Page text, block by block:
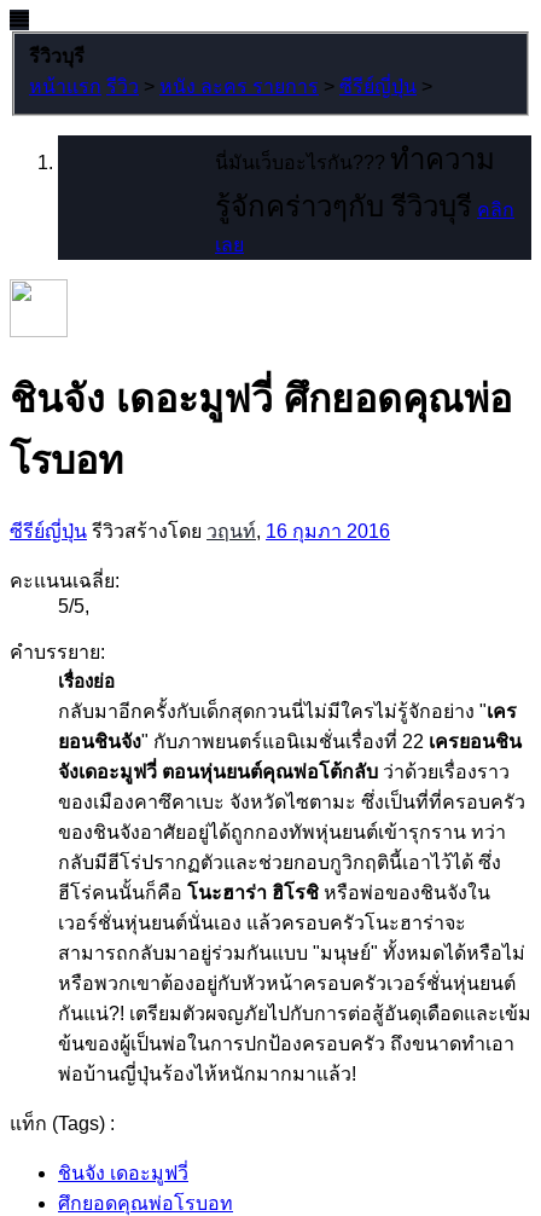
รีวิวบุรี
หน้าแรก รีวิว > หนัง ละคร รายการ > ซีรีย์ญี่ปุ่น >
นี่มันเว็บอะไรกัน??? ทำความ
รู้จักคร่าวๆกับ รีวิวบุรี คลิก
เลย
ชินจัง เดอะมูฟวี่ ศึกยอดคุณพ่อ
โรบอท
ซีรีย์ญี่ปุ่น รีวิวสร้างโดย วฤนท์, 16 กุมภา 2016
คะแนนเฉลี่ย:
5/5,
คำบรรยาย:
เรื่องย่อ
กลับมาอีกครั้งกับเด็กสุดกวนนี่ไม่มีใครไม่รู้จักอย่าง "เคร
ยอนชินจัง" กับภาพยนตร์แอนิเมชั่นเรื่องที่ 22 เครยอนชิน
จังเดอะมูฟวี่ ตอนหุ่นยนต์คุณพ่อโต้กลับ ว่าด้วยเรื่องราว
ของเมืองคาซึคาเบะ จังหวัดไซตามะ ซึ่งเป็นที่ที่ครอบครัว
ของชินจังอาศัยอยู่ได้ถูกกองทัพหุ่นยนต์เข้ารุกราน ทว่า
กลับมีฮีโร่ปรากฏตัวและช่วยกอบกูวิกฤตินี้เอาไว้ได้ ซึ่ง
ฮีโร่คนนั้นก็คือ โนะฮาร่า ฮิโรชิ หรือพ่อของชินจังใน
เวอร์ชั่นหุ่นยนต์นั่นเอง แล้วครอบครัวโนะฮาร่าจะ
สามารถกลับมาอยู่ร่วมกันแบบ "มนุษย์" ทั้งหมดได้หรือไม่
หรือพวกเขาต้องอยู่กับหัวหน้าครอบครัวเวอร์ชั่นหุ่นยนต์
กันแน่?! เตรียมตัวผจญภัยไปกับการต่อสู้อันดุเดือดและเข้ม
ข้นของผู้เป็นพ่อในการปกป้องครอบครัว ถึงขนาดทำเอา
พ่อบ้านญี่ปุ่นร้องไห้หนักมากมาแล้ว!
แท็ก (Tags) :
ชินจัง เดอะมูฟวี่
ศึกยอดคุณพ่อโรบอท